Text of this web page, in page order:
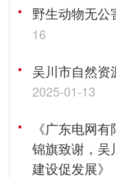
野生动物无公
16
吴川市自然资
2025-01-13
《广东电网
锦旗致谢，吴
建设促发展》